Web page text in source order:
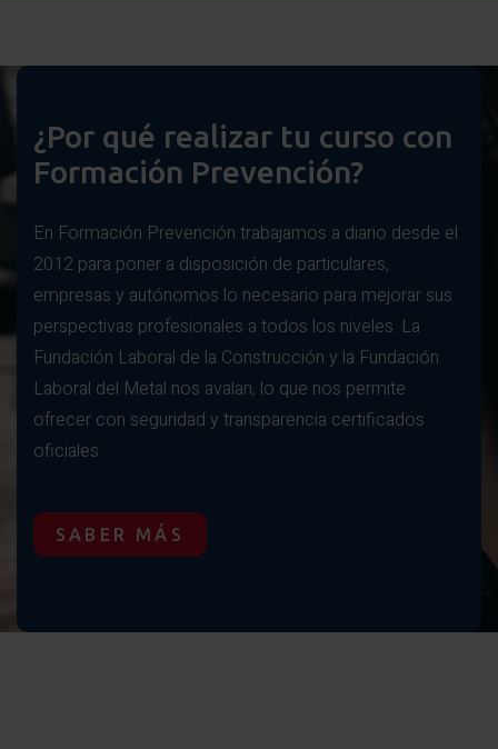
¿Por qué realizar tu curso con
Formación Prevención?
En Formación Prevención trabajamos a diario desde el
2012 para poner a disposición de particulares,
empresas y autónomos lo necesario para mejorar sus
perspectivas profesionales a todos los niveles. La
Fundación Laboral de la Construcción y la Fundación
Laboral del Metal nos avalan, lo que nos permite
ofrecer con seguridad y transparencia certificados
oficiales.
SABER MÁS